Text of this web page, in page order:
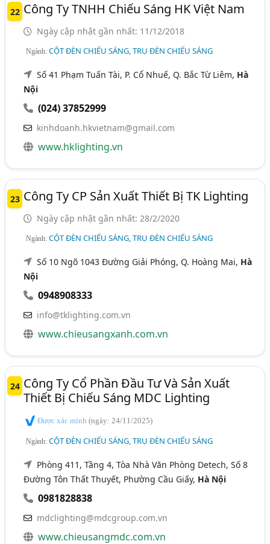
22 Công Ty TNHH Chiếu Sáng HK Việt Nam
Ngày cập nhật gần nhất: 11/12/2018
Ngành:CỘT ĐÈN CHIẾU SÁNG, TRỤ ĐÈN CHIẾU SÁNG
Số 41 Phạm Tuấn Tài, P. Cổ Nhuế, Q. Bắc Từ Liêm, Hà
Nội
(024) 37852999
kinhdoanh.hkvietnam@gmail.com
www.hklighting.vn
23 Công Ty CP Sản Xuất Thiết Bị TK Lighting
Ngày cập nhật gần nhất: 28/2/2020
Ngành:CỘT ĐÈN CHIẾU SÁNG, TRỤ ĐÈN CHIẾU SÁNG
Số 10 Ngõ 1043 Đường Giải Phóng, Q. Hoàng Mai, Hà
Nội
0948908333
info@tklighting.com.vn
www.chieusangxanh.com.vn
24 Công Ty Cổ Phần Đầu Tư Và Sản Xuất
Thiết Bị Chiếu Sáng MDC Lighting
Được xác minh(ngày: 24/11/2025)
Ngành:CỘT ĐÈN CHIẾU SÁNG, TRỤ ĐÈN CHIẾU SÁNG
Phòng 411, Tầng 4, Tòa Nhà Văn Phòng Detech, Số 8
Đường Tôn Thất Thuyết, Phường Cầu Giấy, Hà Nội
0981828838
mdclighting@mdcgroup.com.vn
www.chieusangmdc.com.vn